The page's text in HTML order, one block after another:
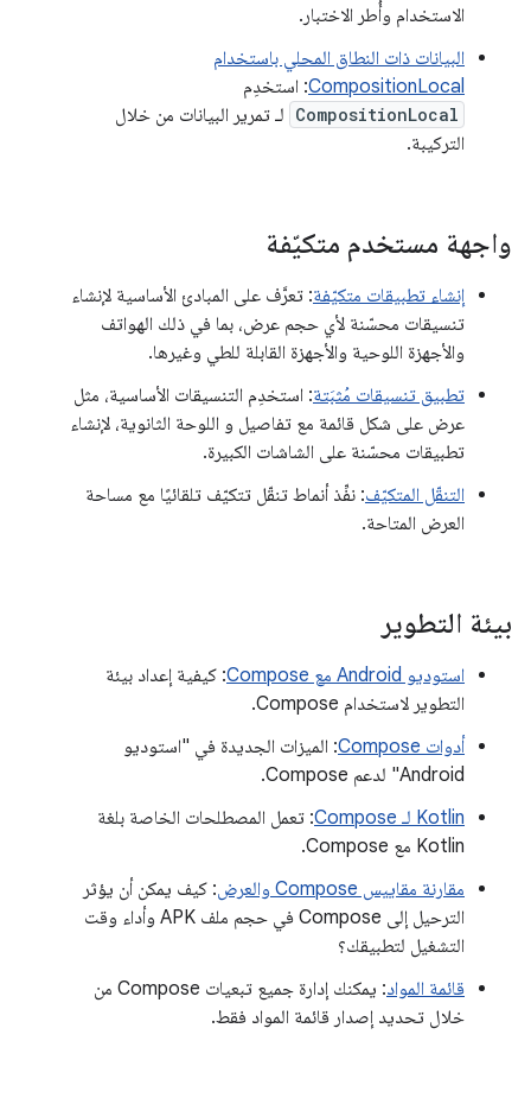
الاستخدام وأُطر الاختبار.
البيانات ذات النطاق المحلي باستخدام
CompositionLocal: استخدِم
CompositionLocal لـ تمرير البيانات من خلال
التركيبة.
واجهة مستخدم متكيّفة
إنشاء تطبيقات متكيّفة: تعرَّف على المبادئ الأساسية لإنشاء
تنسيقات محسّنة لأي حجم عرض، بما في ذلك الهواتف
والأجهزة اللوحية والأجهزة القابلة للطي وغيرها.
تطبيق تنسيقات مُثبَتة: استخدِم التنسيقات الأساسية، مثل
عرض على شكل قائمة مع تفاصيل و اللوحة الثانوية، لإنشاء
تطبيقات محسّنة على الشاشات الكبيرة.
التنقّل المتكيّف: نفِّذ أنماط تنقّل تتكيّف تلقائيًا مع مساحة
العرض المتاحة.
بيئة التطوير
استوديو Android مع Compose
: كيفية إعداد بيئة
التطوير لاستخدام Compose.
أدوات Compose
: الميزات الجديدة في "استوديو
Android" لدعم Compose.
Kotlin لـ Compose
: تعمل المصطلحات الخاصة بلغة
Kotlin مع Compose.
مقارنة مقاييس Compose والعرض
: كيف يمكن أن يؤثر
الترحيل إلى Compose في حجم ملف APK وأداء وقت
التشغيل لتطبيقك؟
قائمة المواد
: يمكنك إدارة جميع تبعيات Compose من
خلال تحديد إصدار قائمة المواد فقط.